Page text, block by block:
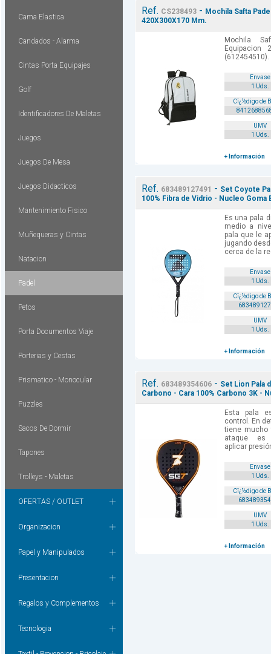
Cama Elastica
Candados - Alarma
Cintas Porta Equipajes
Golf
Identificadores De Maletas
Juegos
Juegos De Mesa
Juegos Didacticos
Mantenimiento Fisico
Muñequeras y Cintas
Natacion
Padel
Petos
Porta Documentos Viaje
Porterias y Cestas
Prismatico - Monocular
Puzzles
Sacos De Dormir
Tapones
Trolleys - Maletas
OFERTAS / OUTLET
Organizacion
Papel y Manipulados
Presentacion
Regalos y Complementos
Tecnologia
Ref. CS238493- Mochila Safta
420X300X170 Mm.
Mochila
Equipacion
(612454510).
Envase
1 Uds.
Cï¿½digo de
UMV
1 Uds.
+ Información
Ref. 683489127491 - Set Coyote
100% Fibra de Vidrio - Nucleo Goma
Es una pala
medio a
pala que le
jugando
cerca de la
Envase
1 Uds.
Cï¿½digo de
UMV
1 Uds.
+ Información
Ref. 683489354606- Set Lion Pala
Carbono - Cara 100% Carbono 3K -
Esta pala
control. En
tiene mucho
ataque es
aplicar
Envase
1 Uds.
Cï¿½digo de
UMV
1 Uds.
+ Información